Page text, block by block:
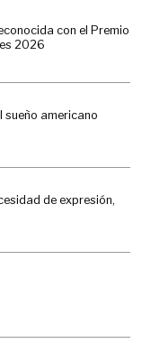
con el Premio
2026
sueño americano
de expresión,